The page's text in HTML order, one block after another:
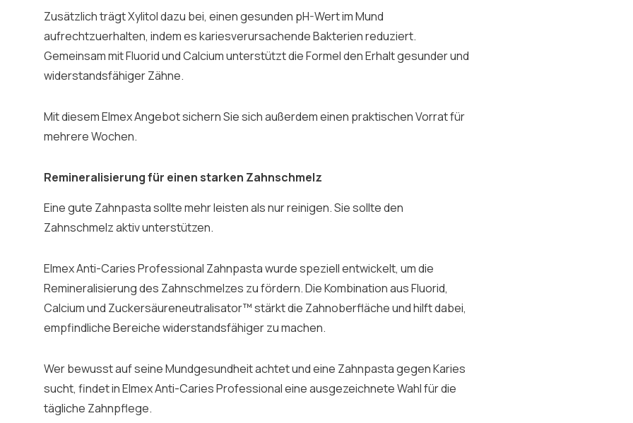
Zusätzlich trägt Xylitol dazu bei, einen gesunden pH-Wert im Mund
aufrechtzuerhalten, indem es kariesverursachende Bakterien reduziert.
Gemeinsam mit Fluorid und Calcium unterstützt die Formel den Erhalt gesunder und
widerstandsfähiger Zähne.
Mit diesem Elmex Angebot sichern Sie sich außerdem einen praktischen Vorrat für
mehrere Wochen.
Remineralisierung für einen starken Zahnschmelz
Eine gute Zahnpasta sollte mehr leisten als nur reinigen. Sie sollte den
Zahnschmelz aktiv unterstützen.
Elmex Anti-Caries Professional Zahnpasta wurde speziell entwickelt, um die
Remineralisierung des Zahnschmelzes zu fördern. Die Kombination aus Fluorid,
Calcium und Zuckersäureneutralisator™ stärkt die Zahnoberfläche und hilft dabei,
empfindliche Bereiche widerstandsfähiger zu machen.
Wer bewusst auf seine Mundgesundheit achtet und eine Zahnpasta gegen Karies
sucht, findet in Elmex Anti-Caries Professional eine ausgezeichnete Wahl für die
tägliche Zahnpflege.